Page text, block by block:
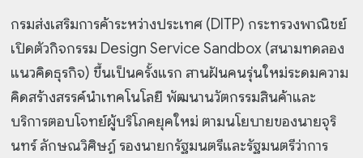
กรมส่งเสริมการค้าระหว่างประเทศ (DITP) กระทรวงพาณิชย์
เปิดตัวกิจกรรม Design Service Sandbox (สนามทดลอง
แนวคิดธุรกิจ) ขึ้นเป็นครั้งแรก สานฝันคนรุ่นใหม่ระดมความ
คิดสร้างสรรค์นำเทคโนโลยี พัฒนานวัตกรรมสินค้าและ
บริการตอบโจทย์ผู้บริโภคยุคใหม่ ตามนโยบายของนายจุริ
นทร์ ลักษณวิศิษฏ์ รองนายกรัฐมนตรีและรัฐมนตรีว่าการ